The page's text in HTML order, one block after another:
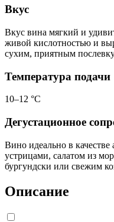
Вкус
Вкус вина мягкий и
живой кислотностью и
сухим, приятным
Температура подачи
10–12 °С
Дегустационное
Вино идеально в качестве
устрицами, салатом из
бургундски или свежим
Описание